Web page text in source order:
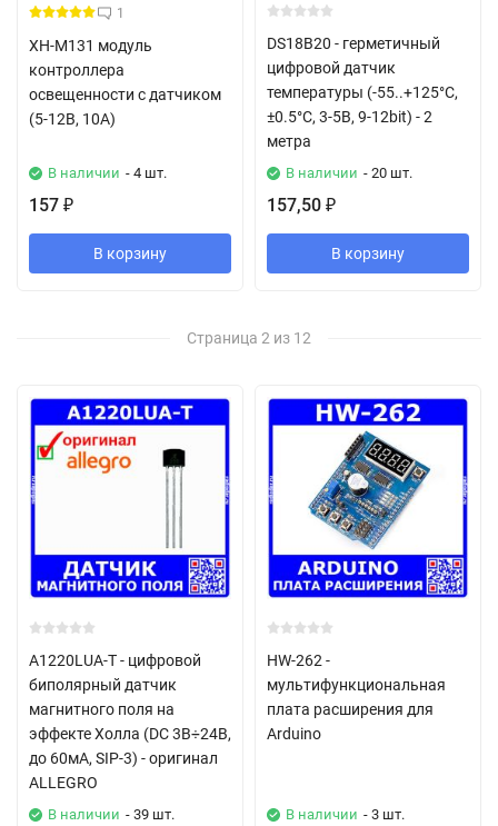
1
XH-M131 модуль
контроллера
освещенности с датчиком
(5-12В, 10А)
В наличии - 4 шт.
157 ₽
В корзину
DS18B20 - герметичный
цифровой датчик
температуры (-55..+125°C,
±0.5°C, 3-5В, 9-12bit) - 2
метра
В наличии - 20 шт.
157,50 ₽
В корзину
Страница 2 из 12
A1220LUA-T - цифровой
биполярный датчик
магнитного поля на
эффекте Холла (DC 3В÷24В,
до 60мА, SIP-3) - оригинал
ALLEGRO
В наличии - 39 шт.
HW-262 -
мультифункциональная
плата расширения для
Arduino
В наличии - 3 шт.